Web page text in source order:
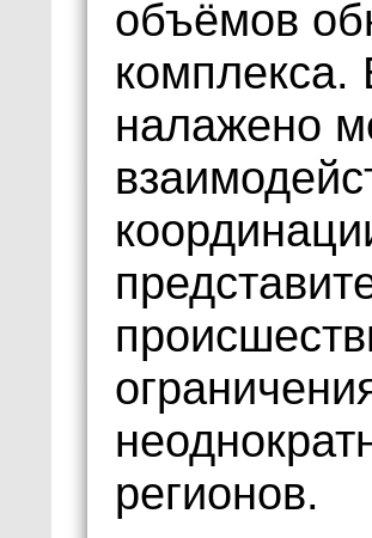
объёмов
комплекса.
налажено
регионов.